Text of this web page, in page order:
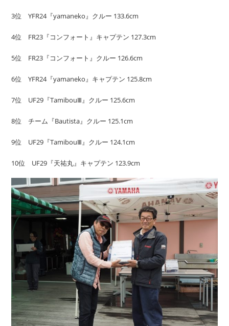
3位 YFR24『yamaneko』クルー 133.6cm
4位 FR23『コンフォート』キャプテン 127.3cm
5位 FR23『コンフォート』クルー 126.6cm
6位 YFR24『yamaneko』キャプテン 125.8cm
7位 UF29『TamibouⅢ』クルー 125.6cm
8位 チーム『Bautista』クルー 125.1cm
9位 UF29『TamibouⅢ』クルー 124.1cm
10位 UF29『天祐丸』キャプテン 123.9cm